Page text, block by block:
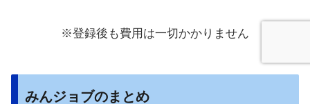
※登録後も費用は一切かかりません
みんジョブのまとめ